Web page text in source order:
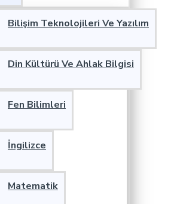
Bilişim Teknolojileri Ve Yazılım
Din Kültürü Ve Ahlak Bilgisi
Fen Bilimleri
İngilizce
Matematik